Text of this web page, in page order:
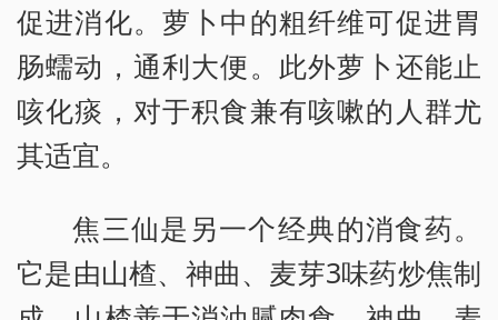
促进消化。萝卜中的粗纤维可促进胃
肠蠕动，通利大便。此外萝卜还能止
咳化痰，对于积食兼有咳嗽的人群尤
其适宜。
焦三仙是另一个经典的消食药。
它是由山楂、神曲、麦芽3味药炒焦制